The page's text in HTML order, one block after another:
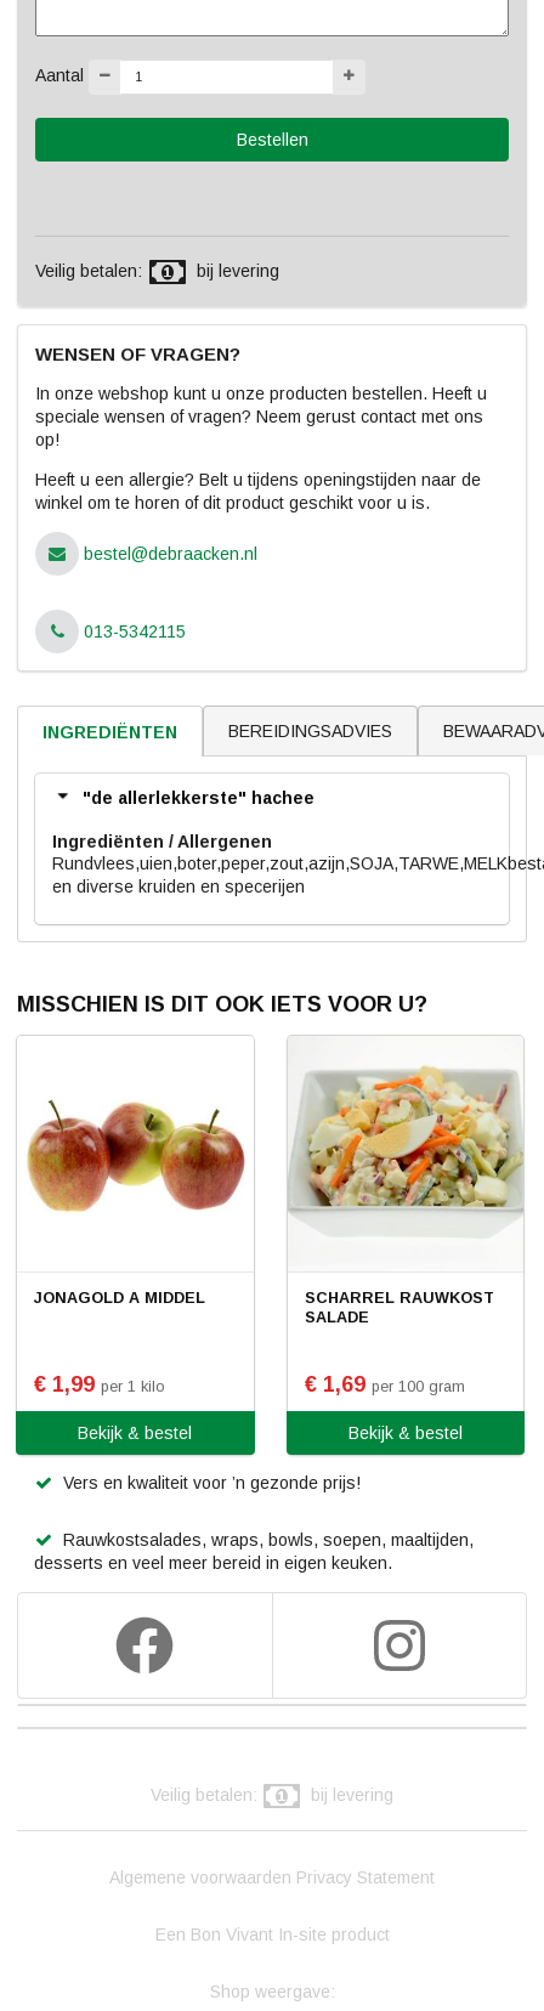
Aantal
Veilig betalen: bij levering
WENSEN OF VRAGEN?
In onze webshop kunt u onze producten bestellen. Heeft u
speciale wensen of vragen? Neem gerust contact met ons
op!
Heeft u een allergie? Belt u tijdens openingstijden naar de
winkel om te horen of dit product geschikt voor u is.
bestel@debraacken.nl
013-5342115
INGREDIËNTEN BEREIDINGSADVIES
"de allerlekkerste" hachee
Ingrediënten
en diverse kruiden en specerijen
MISSCHIEN IS DIT OOK IETS VOOR U?
JONAGOLD A MIDDEL
€ 1,99 per 1 kilo
Bekijk & bestel
SCHARREL RAUWKOST
SALADE
€ 1,69 per 100 gram
Bekijk & bestel
Vers en kwaliteit voor ’n gezonde prijs!
Rauwkostsalades, wraps, bowls, soepen, maaltijden,
desserts en veel meer bereid in eigen keuken.
Veilig betalen: bij levering
Algemene voorwaarden Privacy Statement
Een Bon Vivant In-site product
Shop weergave: